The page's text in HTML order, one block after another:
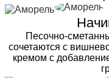
Песочно-
сочетаются с
кремом с